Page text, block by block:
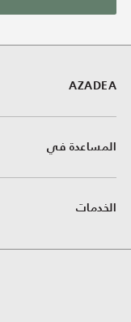
AZADEA
المساعدة في
الخدمات